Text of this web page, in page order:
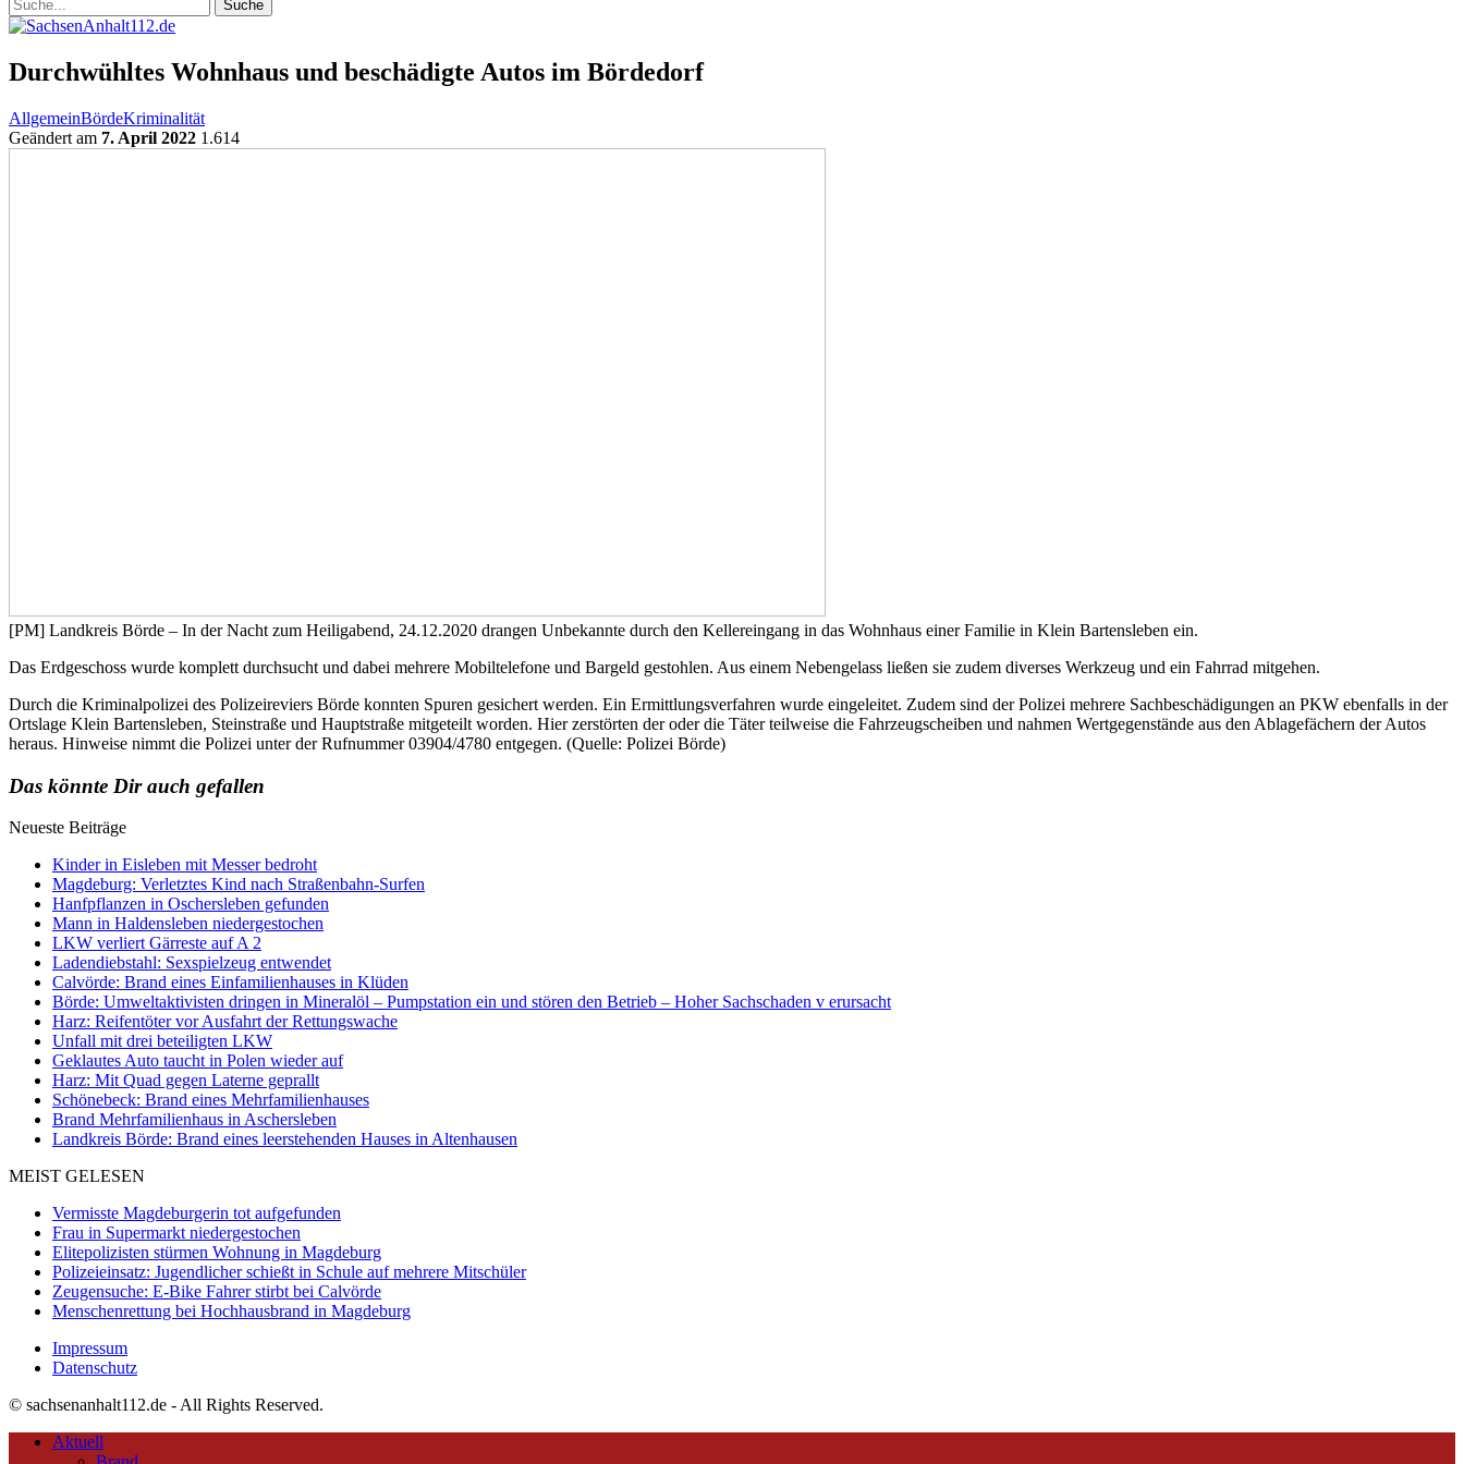
Durchwühltes Wohnhaus und beschädigte Autos im Bördedorf
AllgemeinBördeKriminalität
Geändert am 7. April 2022 1.614
[PM] Landkreis Börde – In der Nacht zum Heiligabend, 24.12.2020 drangen Unbekannte durch den Kellereingang in das Wohnhaus einer Familie in Klein Bartensleben ein.
Das Erdgeschoss wurde komplett durchsucht und dabei mehrere Mobiltelefone und Bargeld gestohlen. Aus einem Nebengelass ließen sie zudem diverses Werkzeug und ein Fahrrad mitgehen.
Durch die Kriminalpolizei des Polizeireviers Börde konnten Spuren gesichert werden. Ein Ermittlungsverfahren wurde eingeleitet. Zudem sind der Polizei mehrere Sachbeschädigungen an PKW ebenfalls in der
Ortslage Klein Bartensleben, Steinstraße und Hauptstraße mitgeteilt worden. Hier zerstörten der oder die Täter teilweise die Fahrzeugscheiben und nahmen Wertgegenstände aus den Ablagefächern der Autos
heraus. Hinweise nimmt die Polizei unter der Rufnummer 03904/4780 entgegen. (Quelle: Polizei Börde)
Das könnte Dir auch gefallen
Neueste Beiträge
Kinder in Eisleben mit Messer bedroht
Magdeburg: Verletztes Kind nach Straßenbahn-Surfen
Hanfpflanzen in Oschersleben gefunden
Mann in Haldensleben niedergestochen
LKW verliert Gärreste auf A 2
Ladendiebstahl: Sexspielzeug entwendet
Calvörde: Brand eines Einfamilienhauses in Klüden
Börde: Umweltaktivisten dringen in Mineralöl – Pumpstation ein und stören den Betrieb – Hoher Sachschaden v erursacht
Harz: Reifentöter vor Ausfahrt der Rettungswache
Unfall mit drei beteiligten LKW
Geklautes Auto taucht in Polen wieder auf
Harz: Mit Quad gegen Laterne geprallt
Schönebeck: Brand eines Mehrfamilienhauses
Brand Mehrfamilienhaus in Aschersleben
Landkreis Börde: Brand eines leerstehenden Hauses in Altenhausen
MEIST GELESEN
Vermisste Magdeburgerin tot aufgefunden
Frau in Supermarkt niedergestochen
Elitepolizisten stürmen Wohnung in Magdeburg
Polizeieinsatz: Jugendlicher schießt in Schule auf mehrere Mitschüler
Zeugensuche: E-Bike Fahrer stirbt bei Calvörde
Menschenrettung bei Hochhausbrand in Magdeburg
Impressum
Datenschutz
© sachsenanhalt112.de - All Rights Reserved.
Aktuell